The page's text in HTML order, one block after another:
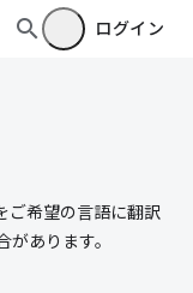
ログイン
ご希望の言語に翻訳
あります。